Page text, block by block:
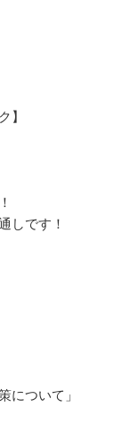
】
しです！
について」